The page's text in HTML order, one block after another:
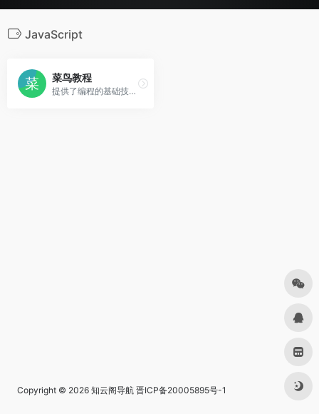
JavaScript
菜鸟教程
提供了编程的基础技术教程, 介绍了HTML、CSS、Javascript、Python，Java，Ruby，C，PHP , MySQL等各种编程语言的基础知识。 同时本站中也提供了大量的在线实例，通过实例，您可以更好的学习编程。..
Copyright © 2026 知云阁导航 晋ICP备20005895号-1